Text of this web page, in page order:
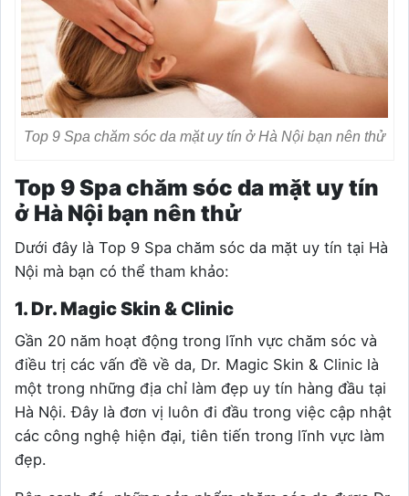
Top 9 Spa chăm sóc da mặt uy tín ở Hà Nội bạn nên thử
Top 9 Spa chăm sóc da mặt uy tín
ở Hà Nội bạn nên thử
Dưới đây là Top 9 Spa chăm sóc da mặt uy tín tại Hà
Nội mà bạn có thể tham khảo:
1. Dr. Magic Skin & Clinic
Gần 20 năm hoạt động trong lĩnh vực chăm sóc và
điều trị các vấn đề về da, Dr. Magic Skin & Clinic là
một trong những địa chỉ làm đẹp uy tín hàng đầu tại
Hà Nội. Đây là đơn vị luôn đi đầu trong việc cập nhật
các công nghệ hiện đại, tiên tiến trong lĩnh vực làm
đẹp.